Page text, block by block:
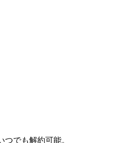
つでも解約可能。